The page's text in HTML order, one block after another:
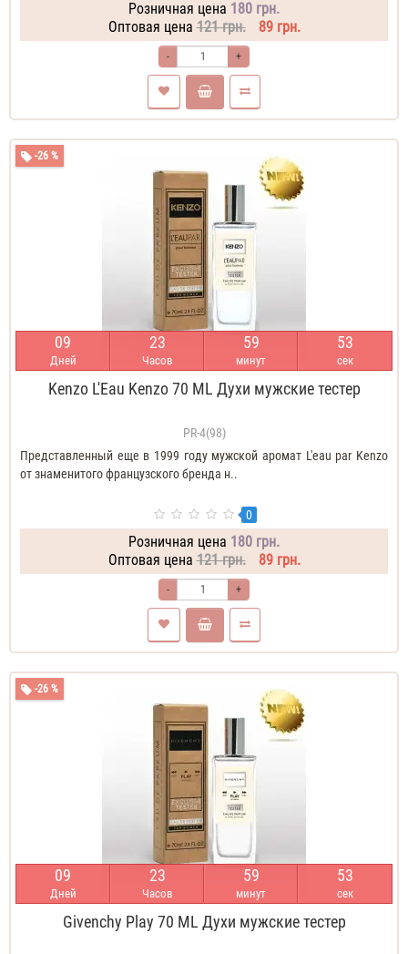
Розничная цена 180 грн.
Оптовая цена 121 грн. 89 грн.
- +
-26 %
09
Дней
23
Часов
59
минут
52
сек
Kenzo L'Eau Kenzo 70 ML Духи мужские тестер
PR-4(98)
Представленный еще в 1999 году мужской аромат L'eau par Kenzo
от знаменитого французского бренда н..
0
Розничная цена 180 грн.
Оптовая цена 121 грн. 89 грн.
- +
-26 %
09
Дней
23
Часов
59
минут
52
сек
Givenchy Play 70 ML Духи мужские тестер